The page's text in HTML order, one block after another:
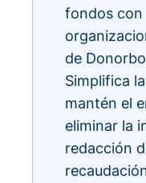
fondos con
de
Simplifica
mantén el
eliminar la
redacción